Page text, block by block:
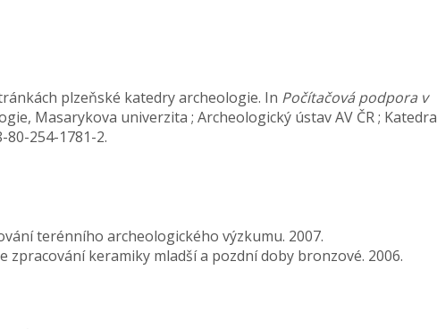
plzeňské katedry archeologie. In Počítačová podpora v
Masarykova univerzita ; Archeologický ústav AV ČR ; Katedra
80-254-1781-2.
terénního archeologického výzkumu. 2007.
zpracování keramiky mladší a pozdní doby bronzové. 2006.